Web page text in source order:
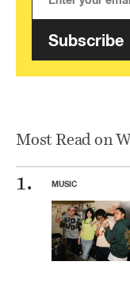
Subscribe
Most Read on
MUSIC